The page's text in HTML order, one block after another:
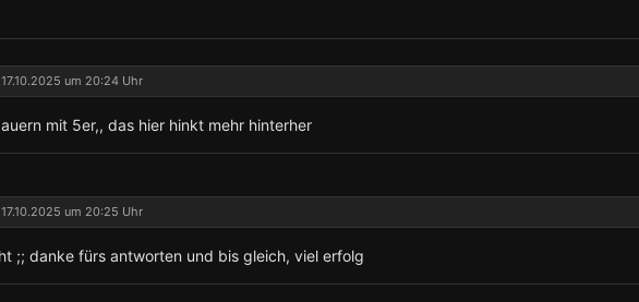
17.10.2025 um 20:24 Uhr
mit 5er,, das hier hinkt mehr hinterher
17.10.2025 um 20:25 Uhr
;; danke fürs antworten und bis gleich, viel erfolg